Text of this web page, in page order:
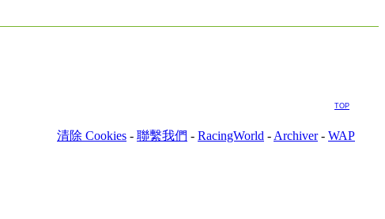
TOP
清除 Cookies - 聯繫我們 - RacingWorld - Archiver- WAP